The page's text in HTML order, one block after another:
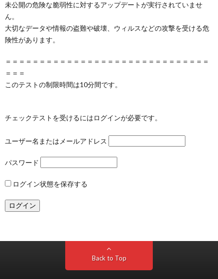
未公開の危険な脆弱性に対するアップデートが実行されていませ
ん。
大切なデータや情報の盗難や破壊、ウィルスなどの攻撃を受ける危
険性があります。
＝＝＝＝＝＝＝＝＝＝＝＝＝＝＝＝＝＝＝＝＝＝＝＝＝＝＝＝＝＝
＝＝＝
このテストの制限時間は10分間です。
チェックテストを受けるにはログインが必要です。
ユーザー名またはメールアドレス
パスワード
ログイン状態を保存する
Back to Top